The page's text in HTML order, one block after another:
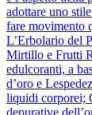
adottare uno
fare movimento
L’Erbolario del
Mirtillo e Frutti
edulcoranti, a
d’oro e
liquidi corporei;
depurative